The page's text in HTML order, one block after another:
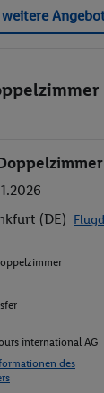
weitere
(DE)
international AG
des